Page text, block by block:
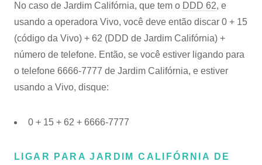
No caso de Jardim Califórnia, que tem o DDD 62, e
usando a operadora Vivo, você deve então discar 0 + 15
(código da Vivo) + 62 (DDD de Jardim Califórnia) +
número de telefone. Então, se você estiver ligando para
o telefone 6666-7777 de Jardim Califórnia, e estiver
usando a Vivo, disque:
0 + 15 + 62 + 6666-7777
LIGAR PARA JARDIM CALIFÓRNIA DE